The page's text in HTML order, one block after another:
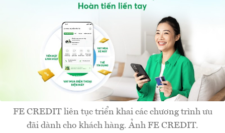
FE CREDIT liên tục triển khai các chương trình ưu
đãi dành cho khách hàng. Ảnh FE CREDIT.